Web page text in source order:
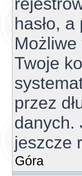
hasło,
Możliwe
Twoje
przez
danych.
jeszcze
Góra